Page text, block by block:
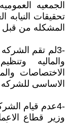
الجمعيه
تحقيقات النيابه
المشكله من قبل
-3لم تقم
والماليه
الاساسى للشركه فى
-4عدم قيام